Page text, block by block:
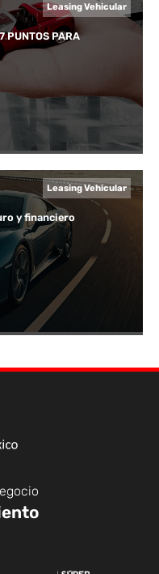
Leasing Vehicular
PUNTOS PARA
Leasing Vehicular
y financiero